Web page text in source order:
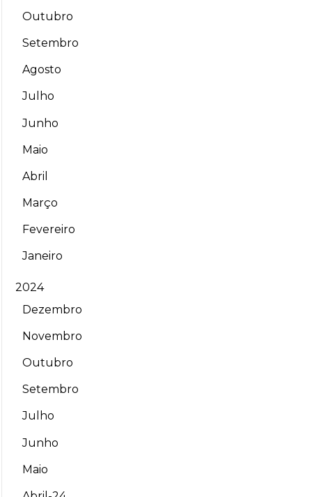
Outubro
Setembro
Agosto
Julho
Junho
Maio
Abril
Março
Fevereiro
Janeiro
2024
Dezembro
Novembro
Outubro
Setembro
Julho
Junho
Maio